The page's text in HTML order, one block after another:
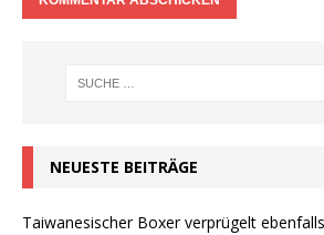
NEUESTE BEITRÄGE
Taiwanesischer Boxer verprügelt